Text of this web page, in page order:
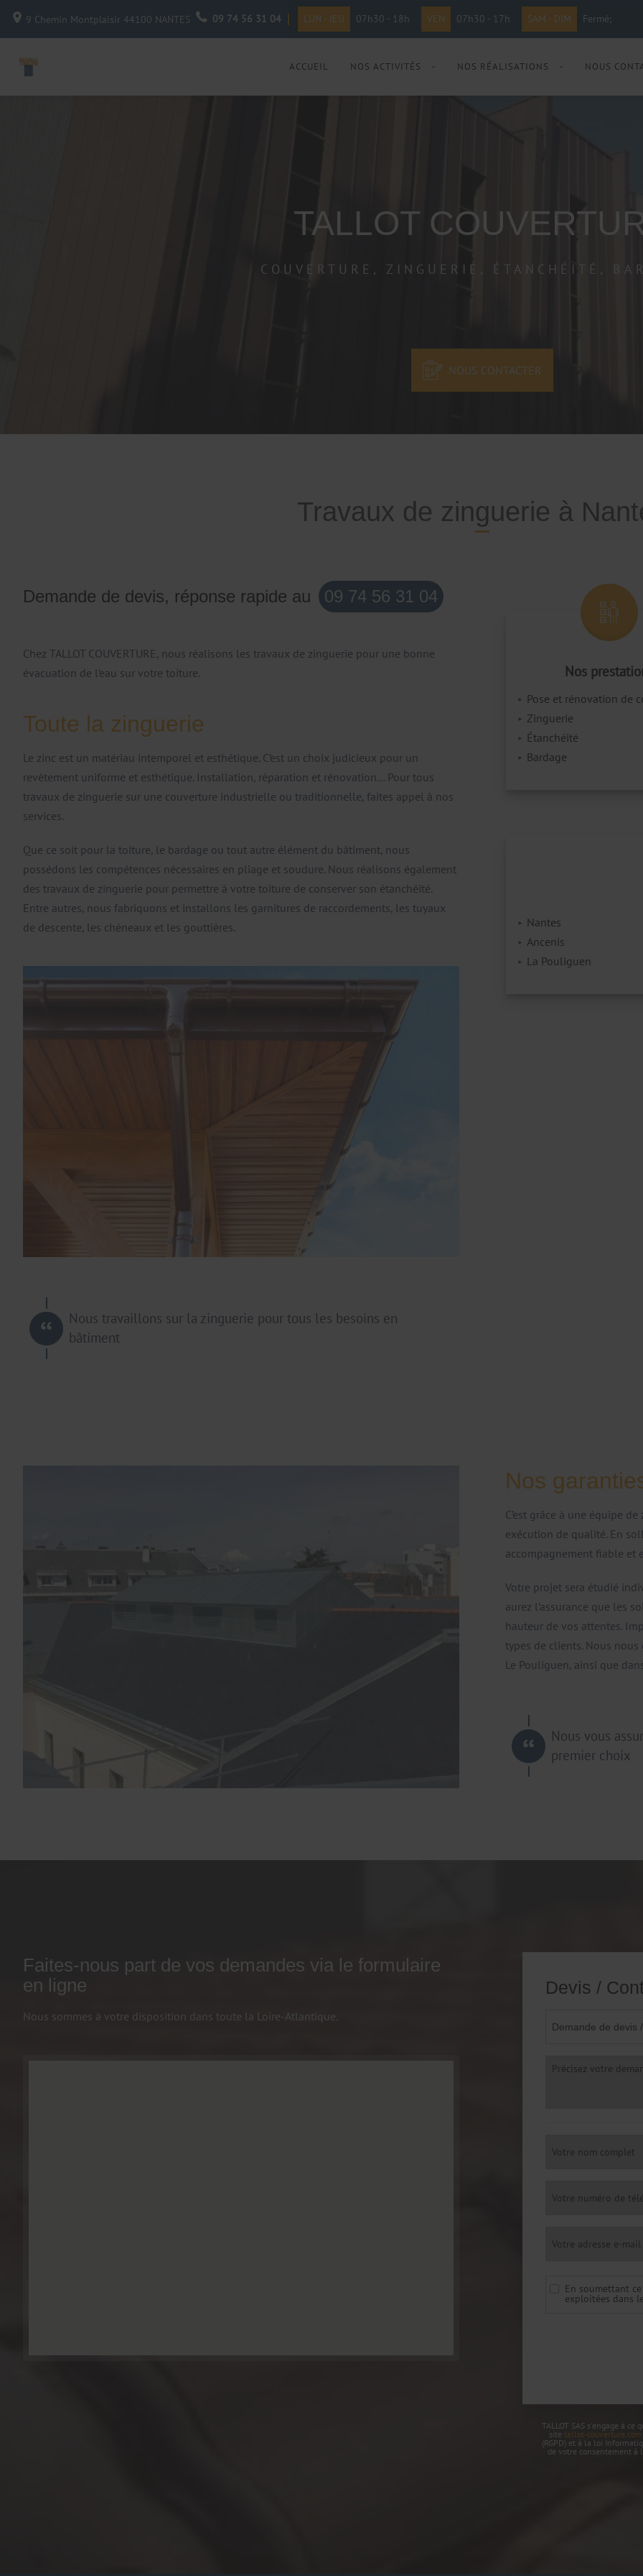
9 Chemin Montplaisir 44100 NANTES 09 74 56 31 04 LUN - JEU 07h30 - 18h VEN 07h30 - 17h SAM - DIM Fermé;
TALLOT
COUVERTURE, ZINGUERIE, ÉTANCHÉITÉ,
NOUS CONTACTER
ACCUEIL NOS ACTIVITÉS NOS RÉALISATIONS NOUS
Travaux de zinguerie à
Demande de devis, réponse rapide au 09 74 56 31 04
Chez TALLOT COUVERTURE, nous réalisons les travaux de zinguerie pour une bonne
évacuation de l’eau sur votre toiture.
Toute la zinguerie
Le zinc est un matériau intemporel et esthétique. C’est un choix judicieux pour un
revêtement uniforme et esthétique. Installation, réparation et rénovation… Pour tous
travaux de zinguerie sur une couverture industrielle ou traditionnelle, faites appel à nos
services.
Que ce soit pour la toiture, le bardage ou tout autre élément du bâtiment, nous
possédons les compétences nécessaires en pliage et soudure. Nous réalisons également
des travaux de zinguerie pour permettre à votre toiture de conserver son étanchéité.
Entre autres, nous fabriquons et installons les garnitures de raccordements, les tuyaux
de descente, les chéneaux et les gouttières.
Nous travaillons sur la zinguerie pour tous les besoins en
bâtiment
Nos
Pose et rénovation de
Zinguerie
Étanchéité
Bardage
Nantes
Ancenis
La Pouliguen
Nos
C’est grâce à une équipe
exécution de qualité. En
accompagnement fiable et
Votre projet sera étudié
aurez l’assurance que les
hauteur de vos attentes.
types de clients. Nous
Le Pouliguen, ainsi que
Nous vous
premier choix
Faites-nous part de vos demandes via le formulaire
en ligne
Nous sommes à votre disposition dans toute la Loire-Atlantique.
Devis /
En soumettant
exploitées dans
TALLOT SAS s'engage à
site tallot-couverture.com
(RGPD) et à la loi
de votre consentement à